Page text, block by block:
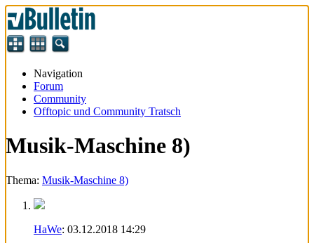
Navigation
Forum
Community
Offtopic und Community Tratsch
Musik-Maschine 8)
Thema: Musik-Maschine 8)
HaWe: 03.12.2018 14:29